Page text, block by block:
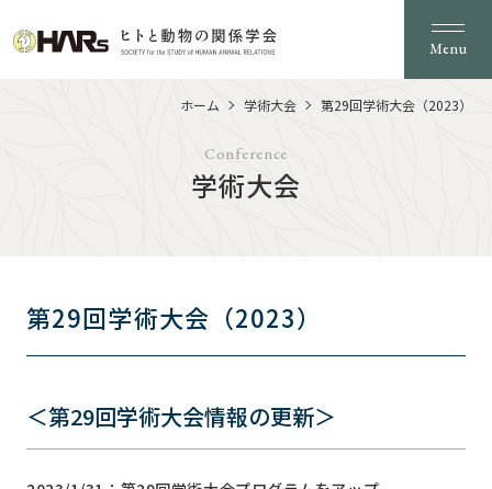
Menu
ホーム 学術大会 第29回学術大会（2023）
Conference
学術大会
第29回学術大会（2023）
＜第29回学術大会情報の更新＞